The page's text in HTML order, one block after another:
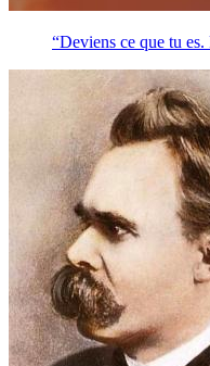
“Deviens ce que tu